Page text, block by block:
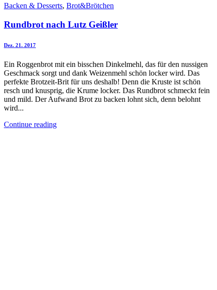
Backen & Desserts, Brot&Brötchen
Rundbrot nach Lutz Geißler
Dez. 21. 2017
Ein Roggenbrot mit ein bisschen Dinkelmehl, das für den nussigen
Geschmack sorgt und dank Weizenmehl schön locker wird. Das
perfekte Brotzeit-Brit für uns deshalb! Denn die Kruste ist schön
resch und knusprig, die Krume locker. Das Rundbrot schmeckt fein
und mild. Der Aufwand Brot zu backen lohnt sich, denn belohnt
wird...
Continue reading